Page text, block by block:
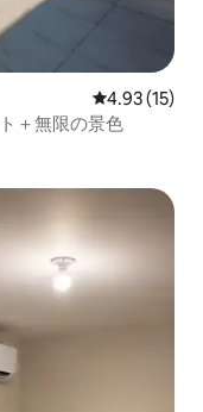
レビュー15
4.93 (15)
＋無限の景色